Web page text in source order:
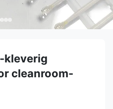
kleverig
cleanroom-